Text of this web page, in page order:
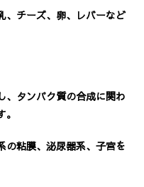
、チーズ、卵、レバーなど
、タンパク質の合成に関わ
の粘膜、泌尿器系、子宮を